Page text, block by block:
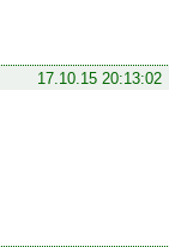
17.10.15 20:13:02